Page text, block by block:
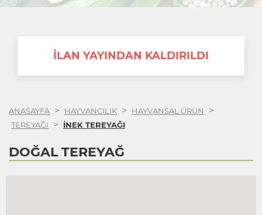
İLAN YAYINDAN KALDIRILDI
ANASAYFA > HAYVANCILIK > HAYVANSAL ÜRÜN >
TEREYAĞI > İNEK TEREYAĞI
DOĞAL TEREYAĞ